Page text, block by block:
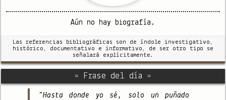
Aún no hay biografía.
Las referencias bibliográficas son de índole investigativo,
histórico, documentativo e informativo, de ser otro tipo se
señalará explícitamente.
= Frase del día =
"Hasta donde yo sé, solo un puñado